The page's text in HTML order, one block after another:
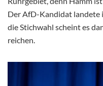
Der AfD-Kandidat landete
die Stichwahl scheint es
reichen.